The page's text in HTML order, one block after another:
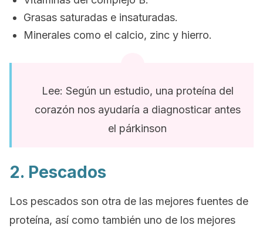
Grasas saturadas e insaturadas.
Minerales como el calcio, zinc y hierro.
Lee: Según un estudio, una proteína del
corazón nos ayudaría a diagnosticar antes
el párkinson
2. Pescados
Los pescados son otra de las mejores fuentes de
proteína, así como también uno de los mejores